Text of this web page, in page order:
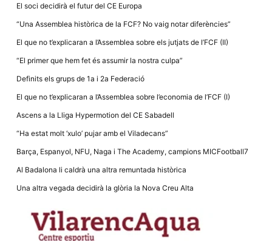
El soci decidirà el futur del CE Europa
“Una Assemblea històrica de la FCF? No vaig notar diferències”
El que no t’explicaran a l’Assemblea sobre els jutjats de l’FCF (II)
“El primer que hem fet és assumir la nostra culpa”
Definits els grups de 1a i 2a Federació
El que no t’explicaran a l’Assemblea sobre l’economia de l’FCF (I)
Ascens a la Lliga Hypermotion del CE Sabadell
“Ha estat molt ‘xulo’ pujar amb el Viladecans”
Barça, Espanyol, NFU, Naga i The Academy, campions MICFootball7
Al Badalona li caldrà una altra remuntada històrica
Una altra vegada decidirà la glòria la Nova Creu Alta
són
són
per al
tècnic de la
dades
estadístiques
de manera